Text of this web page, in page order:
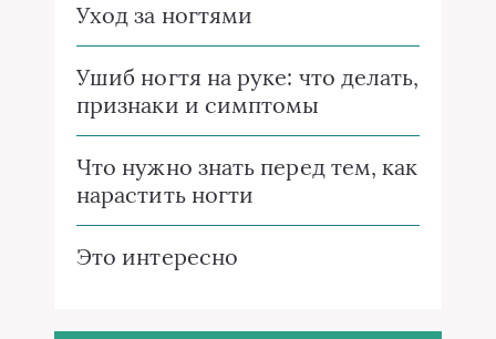
Уход за ногтями
Ушиб ногтя на руке: что делать,
признаки и симптомы
Что нужно знать перед тем, как
нарастить ногти
Это интересно